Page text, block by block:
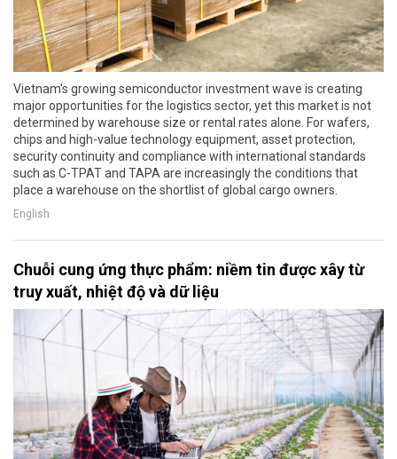
Vietnam's growing semiconductor investment wave is creating
major opportunities for the logistics sector, yet this market is not
determined by warehouse size or rental rates alone. For wafers,
chips and high-value technology equipment, asset protection,
security continuity and compliance with international standards
such as C-TPAT and TAPA are increasingly the conditions that
place a warehouse on the shortlist of global cargo owners.
English
Chuỗi cung ứng thực phẩm: niềm tin được xây từ
truy xuất, nhiệt độ và dữ liệu